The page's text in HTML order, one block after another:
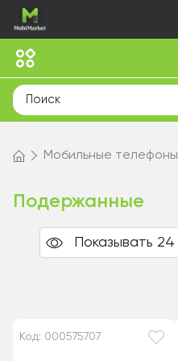
Мобильные телефоны
Подержанные
Показывать 24
Код: 000575707